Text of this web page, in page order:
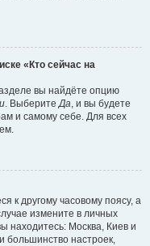
«Кто сейчас на
вы найдёте опцию
. ВыберитеДа, и вы будете
и самому себе. Для всех
к другому часовому поясу, а
измените в личных
находитесь: Москва, Киев и
большинство настроек,